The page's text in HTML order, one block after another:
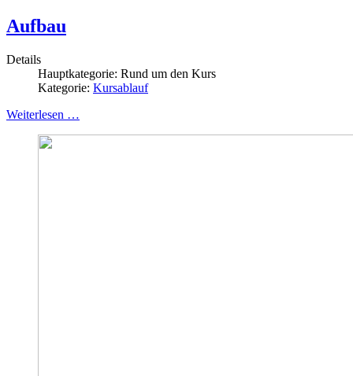
Aufbau
Details
Hauptkategorie: Rund um den Kurs
Kategorie: Kursablauf
Weiterlesen …